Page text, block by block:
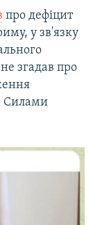
про дефіцит
у зв'язку
згадав про
Силами